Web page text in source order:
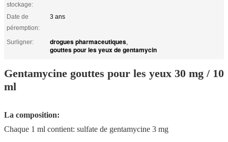
stockage:
Date de
péremption:
3 ans
Surligner: drogues pharmaceutiques,
gouttes pour les yeux de gentamycin
Gentamycine gouttes pour les yeux 30 mg / 10
ml
La composition:
Chaque 1 ml contient: sulfate de gentamycine 3 mg